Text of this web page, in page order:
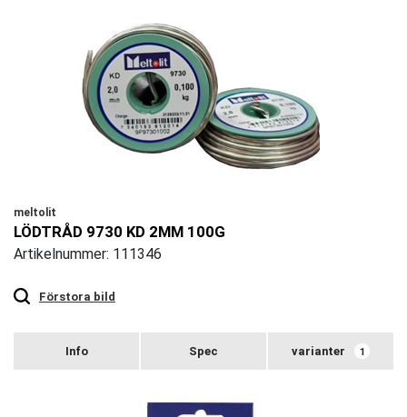
meltolit
LÖDTRÅD 9730 KD 2MM 100G
Artikelnummer: 111346
Förstora bild
zoom
varianter 1